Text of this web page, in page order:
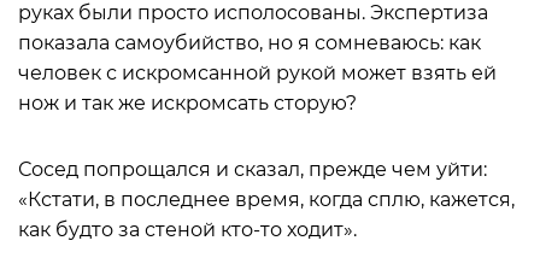
руках были просто исполосованы. Экспертиза
показала самоубийство, но я сомневаюсь: как
человек с искромсанной рукой может взять ей
нож и так же искромсать сторую?
Сосед попрощался и сказал, прежде чем уйти:
«Кстати, в последнее время, когда сплю, кажется,
как будто за стеной кто-то ходит».